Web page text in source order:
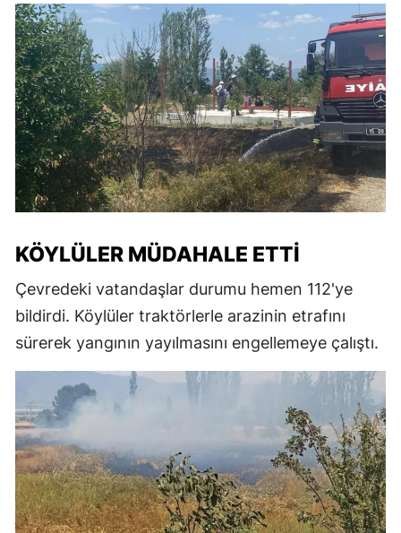
KÖYLÜLER MÜDAHALE ETTI
Çevredeki vatandaşlar durumu hemen 112'ye
bildirdi. Köylüler traktörlerle arazinin etrafını
sürerek yangının yayılmasını engellemeye çalıştı.